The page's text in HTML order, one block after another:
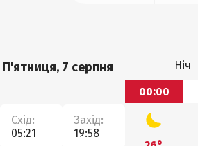
П'ятниця, 7 серпня
Схід:
05:21
Захід:
19:58
Ніч
00:00